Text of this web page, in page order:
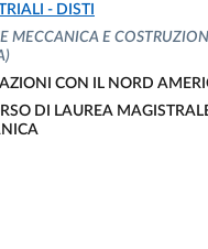
- DISTI
MECCANICA E
CON IL NORD
AFFERENTE:
DI LAUREA